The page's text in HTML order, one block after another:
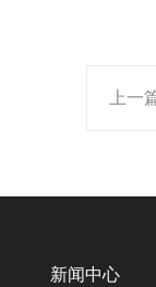
上一
新闻中心